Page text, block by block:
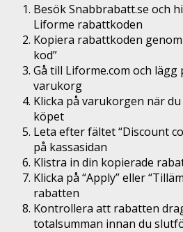
Besök Snabbrabatt.se och
Liforme rabattkoden
Kopiera rabattkoden
kod”
Gå till Liforme.com och
varukorg
Klicka på varukorgen när
köpet
Leta efter fältet “Discount
på kassasidan
Klistra in din kopierade
Klicka på “Apply” eller
rabatten
Kontrollera att rabatten
totalsumman innan du